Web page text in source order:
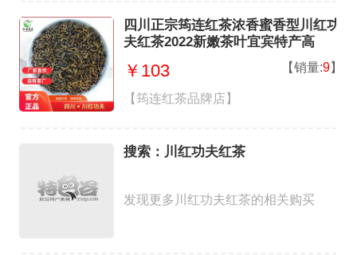
四川正宗筠连红茶浓香蜜香型川红功
夫红茶2022新嫩茶叶宜宾特产高
￥103 【销量:9】
【筠连红茶品牌店】
搜索：川红功夫红茶
发现更多川红功夫红茶的相关购买